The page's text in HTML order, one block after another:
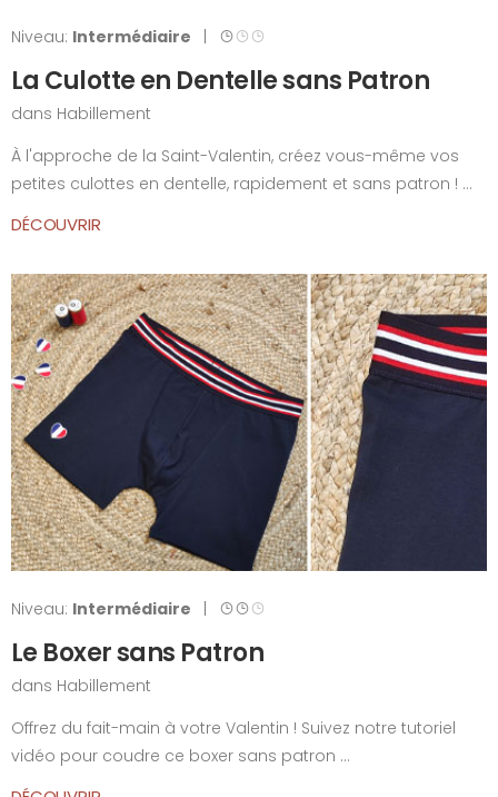
Niveau: Intermédiaire |
La Culotte en Dentelle sans Patron
dans Habillement
À l'approche de la Saint-Valentin, créez vous-même vos
petites culottes en dentelle, rapidement et sans patron ! ...
DÉCOUVRIR
Niveau: Intermédiaire
Le Boxer sans Patron
dans Habillement
Offrez du fait-main à votre Valentin ! Suivez notre tutoriel
vidéo pour coudre ce boxer sans patron ...